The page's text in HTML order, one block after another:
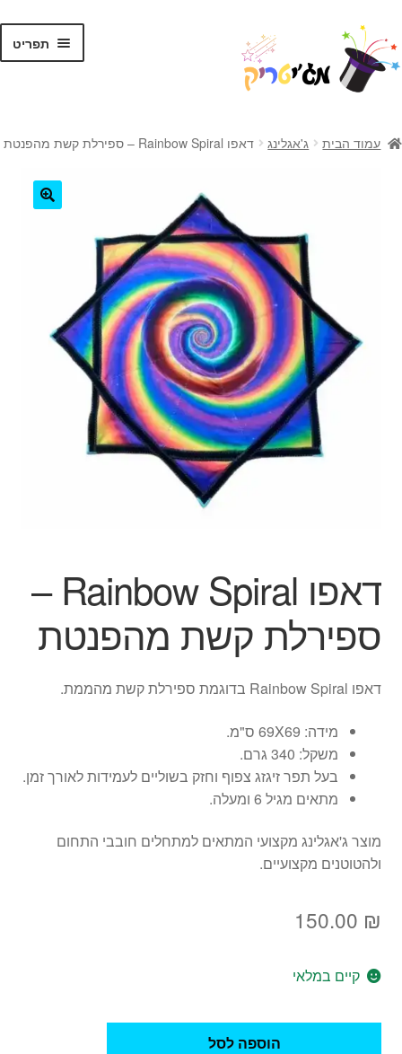
דלג
לניווט
לדלג
לתוכן
תפריט
ערכות קסמים
טריקים
עמוד הבית ג'אגלינג דאפו Rainbow Spiral – ספירלת קשת מהפנטת
דאפו Rainbow Spiral –
ספירלת קשת מהפנטת
דאפו Rainbow Spiral בדוגמת ספירלת קשת מהממת.
מידה: 69X69 ס"מ.
משקל: 340 גרם.
בעל תפר זיגזג צפוף וחזק בשוליים לעמידות לאורך זמן.
מתאים מגיל 6 ומעלה.
מוצר ג'אגלינג מקצועי המתאים למתחלים חובבי התחום
ולהטוטנים מקצועיים.
150.00 ₪
קיים במלאי
הוספה לסל